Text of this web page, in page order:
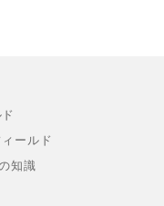
ールド
知識